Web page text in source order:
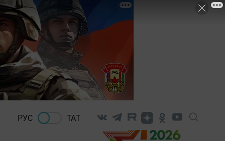
РУС ТАТ